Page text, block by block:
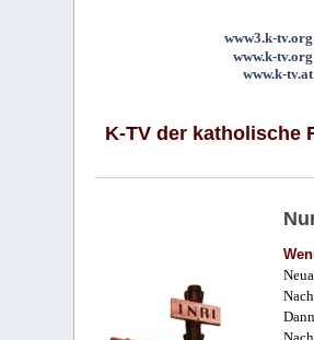
www3.k-tv.org
www.k-tv.org
www.k-tv.at
K-TV der katholische